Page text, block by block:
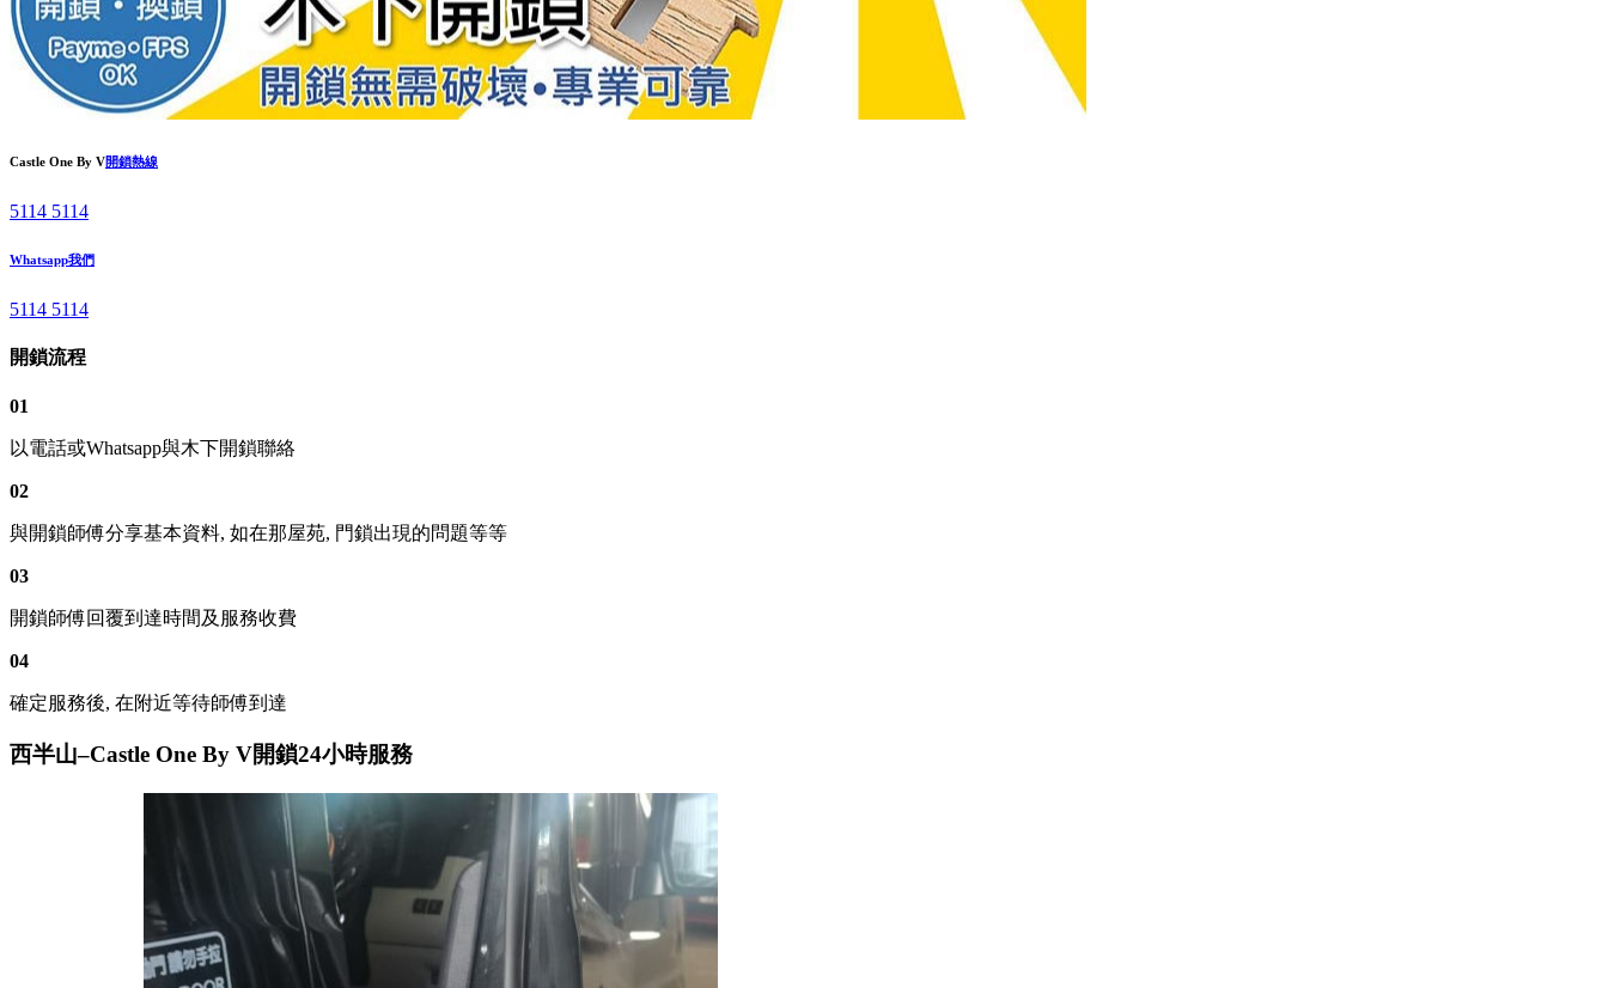
Castle One By V開鎖熱線
5114 5114
Whatsapp我們
5114 5114
開鎖流程
01
以電話或Whatsapp與木下開鎖聯絡
02
與開鎖師傅分享基本資料, 如在那屋苑, 門鎖出現的問題等等
03
開鎖師傅回覆到達時間及服務收費
04
確定服務後, 在附近等待師傅到達
西半山–Castle One By V開鎖24小時服務